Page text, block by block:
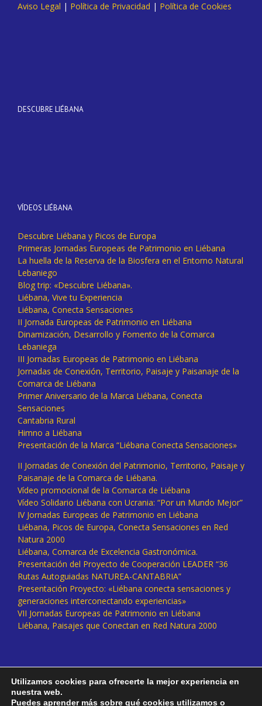
Aviso Legal | Política de Privacidad | Política de Cookies
DESCUBRE LIÉBANA
VÍDEOS LIÉBANA
Descubre Liébana y Picos de Europa
Primeras Jornadas Europeas de Patrimonio en Liébana
La huella de la Reserva de la Biosfera en el Entorno Natural
Lebaniego
Blog trip: «Descubre Liébana».
Liébana, Vive tu Experiencia
Liébana, Conecta Sensaciones
II Jornada Europeas de Patrimonio en Liébana
Dinamización, Desarrollo y Fomento de la Comarca
Lebaniega
III Jornadas Europeas de Patrimonio en Liébana
Jornadas de Conexión, Territorio, Paisaje y Paisanaje de la
Comarca de Liébana
Primer Aniversario de la Marca Liébana, Conecta
Sensaciones
Cantabria Rural
Himno a Liébana
Presentación de la Marca “Liébana Conecta Sensaciones»
II Jornadas de Conexión del Patrimonio, Territorio, Paisaje y
Paisanaje de la Comarca de Liébana.
Vídeo promocional de la Comarca de Liébana
Vídeo Solidario Liébana con Ucrania: “Por un Mundo Mejor”
IV Jornadas Europeas de Patrimonio en Liébana
Liébana, Picos de Europa, Conecta Sensaciones en Red
Natura 2000
Liébana, Comarca de Excelencia Gastronómica.
Presentación del Proyecto de Cooperación LEADER “36
Rutas Autoguiadas NATUREA-CANTABRIA”
Presentación Proyecto: «Liébana conecta sensaciones y
generaciones interconectando experiencias»
VII Jornadas Europeas de Patrimonio en Liébana
Liébana, Paisajes que Conectan en Red Natura 2000
Utilizamos cookies para ofrecerte la mejor experiencia en
nuestra web.
Puedes aprender más sobre qué cookies utilizamos o